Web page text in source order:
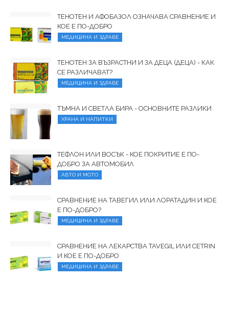
ТЕНОТЕН И АФОБАЗОЛ ОЗНАЧАВА СРАВНЕНИЕ И
КОЕ Е ПО-ДОБРО
МЕДИЦИНА И ЗДРАВЕ
ТЕНОТЕН ЗА ВЪЗРАСТНИ И ЗА ДЕЦА (ДЕЦА) - КАК
СЕ РАЗЛИЧАВАТ?
МЕДИЦИНА И ЗДРАВЕ
ТЪМНА И СВЕТЛА БИРА - ОСНОВНИТЕ РАЗЛИКИ
ХРАНА И НАПИТКИ
ТЕФЛОН ИЛИ ВОСЪК - КОЕ ПОКРИТИЕ Е ПО-
ДОБРО ЗА АВТОМОБИЛ
АВТО И МОТО
СРАВНЕНИЕ НА ТАВЕГИЛ ИЛИ ЛОРАТАДИН И КОЕ
Е ПО-ДОБРО?
МЕДИЦИНА И ЗДРАВЕ
СРАВНЕНИЕ НА ЛЕКАРСТВА TAVEGIL ИЛИ CETRIN
И КОЕ Е ПО-ДОБРО
МЕДИЦИНА И ЗДРАВЕ